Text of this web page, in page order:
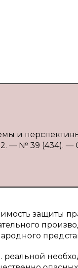
и
— № 39 (434). —
защиты
реальной